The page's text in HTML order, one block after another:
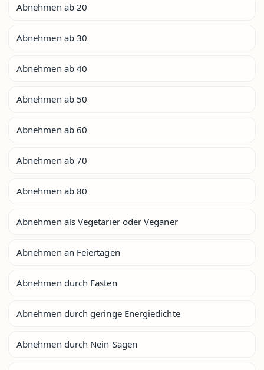
Abnehmen ab 20
Abnehmen ab 30
Abnehmen ab 40
Abnehmen ab 50
Abnehmen ab 60
Abnehmen ab 70
Abnehmen ab 80
Abnehmen als Vegetarier oder Veganer
Abnehmen an Feiertagen
Abnehmen durch Fasten
Abnehmen durch geringe Energiedichte
Abnehmen durch Nein-Sagen